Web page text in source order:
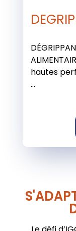
hautes
...